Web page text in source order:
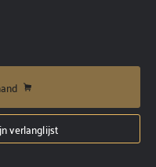
verlanglijst